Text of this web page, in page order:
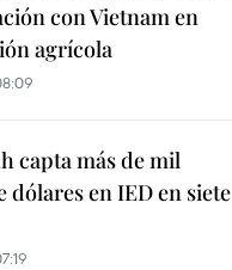
con Vietnam en
agrícola
capta más de mil
dólares en IED en siete